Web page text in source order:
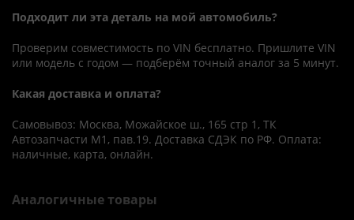
Подходит ли эта деталь на мой автомобиль?
Проверим совместимость по VIN бесплатно. Пришлите VIN
или модель с годом — подберём точный аналог за 5 минут.
Какая доставка и оплата?
Самовывоз: Москва, Можайское ш., 165 стр 1, ТК
Автозапчасти М1, пав.19. Доставка СДЭК по РФ. Оплата:
наличные, карта, онлайн.
Аналогичные товары